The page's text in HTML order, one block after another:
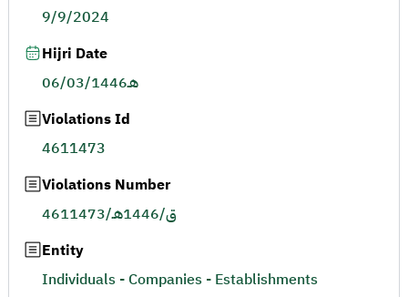
9/9/2024
Hijri Date
06/03/1446هـ
Violations Id
4611473
Violations Number
4611473/ق/1446هـ
Entity
Individuals - Companies - Establishments